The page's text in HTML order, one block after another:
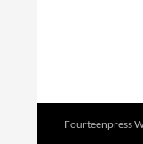
Fourteenpress